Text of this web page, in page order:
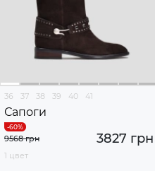
36 37 38 39 40 41
Сапоги
3827 грн
9568 грн
1 цвет